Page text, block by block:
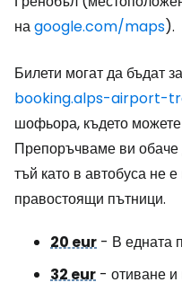
наgoogle.com/maps).
Билети могат да бъдат
booking.alps-airport-
шофьора, където
Препоръчваме ви обаче
тъй като в автобуса не
правостоящи пътници.
20 eur - В едната
32 eur - отиване